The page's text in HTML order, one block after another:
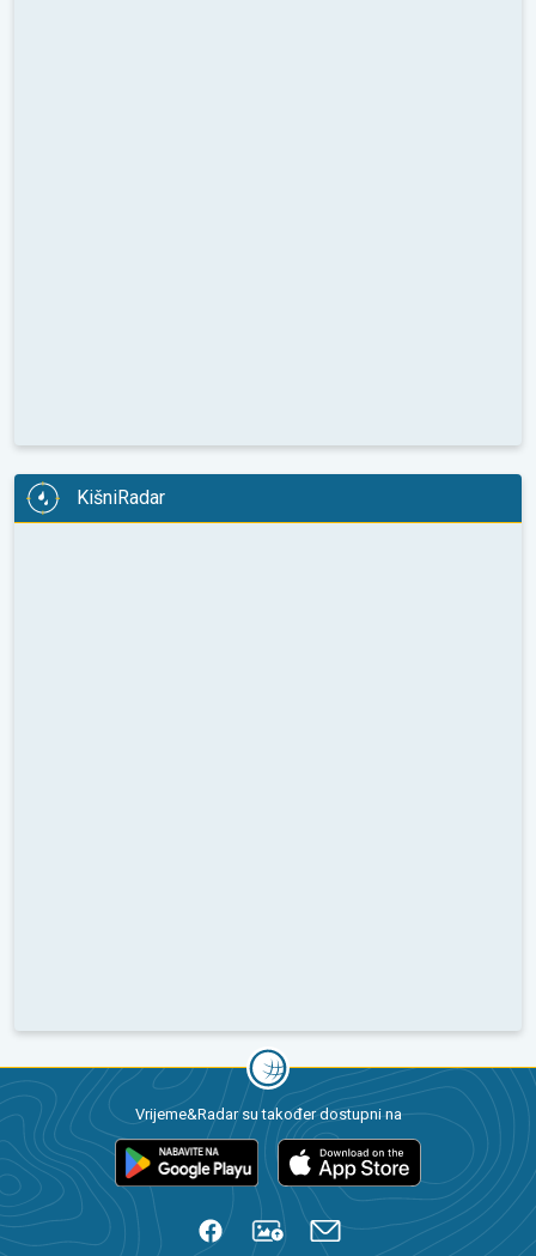
KišniRadar
Vrijeme&Radar su također dostupni na